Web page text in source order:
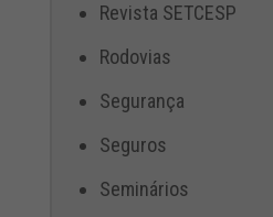
Revista SETCESP
Rodovias
Segurança
Seguros
Seminários